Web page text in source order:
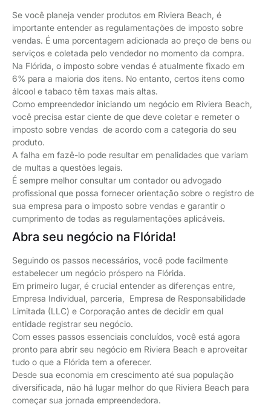
Se você planeja vender produtos em Riviera Beach, é
importante entender as regulamentações de imposto sobre
vendas. É uma porcentagem adicionada ao preço de bens ou
serviços e coletada pelo vendedor no momento da compra.
Na Flórida, o imposto sobre vendas é atualmente fixado em
6% para a maioria dos itens. No entanto, certos itens como
álcool e tabaco têm taxas mais altas.
Como empreendedor iniciando um negócio em Riviera Beach,
você precisa estar ciente de que deve coletar e remeter o
imposto sobre vendas de acordo com a categoria do seu
produto.
A falha em fazê-lo pode resultar em penalidades que variam
de multas a questões legais.
É sempre melhor consultar um contador ou advogado
profissional que possa fornecer orientação sobre o registro de
sua empresa para o imposto sobre vendas e garantir o
cumprimento de todas as regulamentações aplicáveis.
Abra seu negócio na Flórida!
Seguindo os passos necessários, você pode facilmente
estabelecer um negócio próspero na Flórida.
Em primeiro lugar, é crucial entender as diferenças entre,
Empresa Individual, parceria, Empresa de Responsabilidade
Limitada (LLC) e Corporação antes de decidir em qual
entidade registrar seu negócio.
Com esses passos essenciais concluídos, você está agora
pronto para abrir seu negócio em Riviera Beach e aproveitar
tudo o que a Flórida tem a oferecer.
Desde sua economia em crescimento até sua população
diversificada, não há lugar melhor do que Riviera Beach para
começar sua jornada empreendedora.